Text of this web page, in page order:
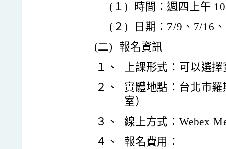
(１)
時間：週四上午
(２)
日期：7/9、7/16
(二)
報名資訊
１、
上課形式：可以選
２、
實體地點：台北市
室）
３、
線上方式：Webex
４、
報名費用：